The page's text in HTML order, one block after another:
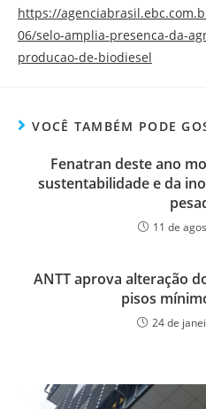
https://
06/selo-amplia-presenca-da-
producao-de-biodiesel
VOCÊ TAMBÉM PODE
Fenatran deste ano
sustentabilidade e da
11 de
ANTT aprova alteração
pisos
24 de